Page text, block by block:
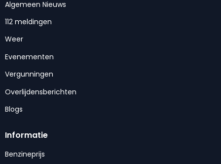
Algemeen Nieuws
112 meldingen
Weer
Evenementen
Vergunningen
Overlijdensberichten
Blogs
Informatie
Benzineprijs